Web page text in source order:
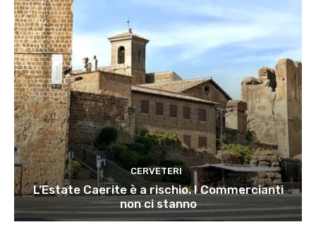
CERVETERI
L’Estate Caerite è a rischio. I Commercianti
non ci stanno